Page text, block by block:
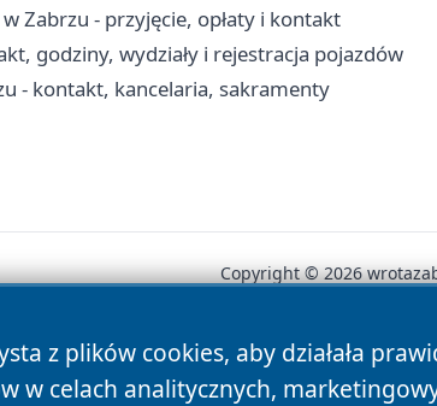
Zabrzu - przyjęcie, opłaty i kontakt
godziny, wydziały i rejestracja pojazdów
- kontakt, kancelaria, sakramenty
z plików cookies, aby działała
w celach analitycznych,
Copyright © 2026
News Autorzy